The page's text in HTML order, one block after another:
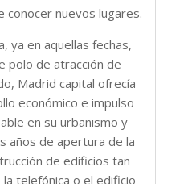
conocer nuevos lugares.
ya en aquellas fechas,
polo de atracción de
Madrid capital ofrecía
económico e impulso
en su urbanismo y
años de apertura de la
de edificios tan
telefónica o el edificio